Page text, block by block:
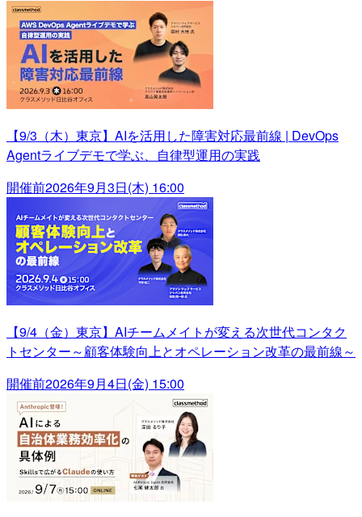
【9/3（木）東京】AIを活用した障害対応最前線 | DevOps
Agentライブデモで学ぶ、自律型運用の実践
開催前2026年9月3日(木) 16:00
【9/4（金）東京】AIチームメイトが変える次世代コンタク
トセンター～顧客体験向上とオペレーション改革の最前線～
開催前2026年9月4日(金) 15:00